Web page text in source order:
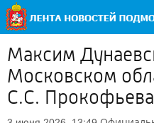
Максим
Московском
С.С.